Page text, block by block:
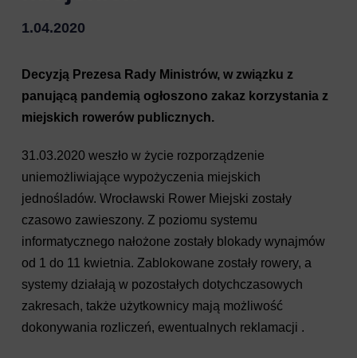
1.04.2020
Decyzją Prezesa Rady Ministrów, w związku z
panującą pandemią ogłoszono zakaz korzystania z
miejskich rowerów publicznych.
31.03.2020 weszło w życie rozporządzenie
uniemożliwiające wypożyczenia miejskich
jednośladów. Wrocławski Rower Miejski zostały
czasowo zawieszony. Z poziomu systemu
informatycznego nałożone zostały blokady wynajmów
od 1 do 11 kwietnia. Zablokowane zostały rowery, a
systemy działają w pozostałych dotychczasowych
zakresach, także użytkownicy mają możliwość
dokonywania rozliczeń, ewentualnych reklamacji .